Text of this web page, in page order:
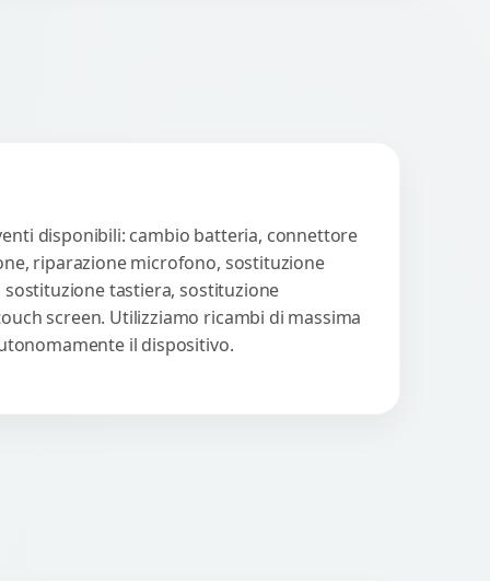
disponibili: cambio batteria, connettore
riparazione microfono, sostituzione
tastiera, sostituzione
screen. Utilizziamo ricambi di massima
il dispositivo.